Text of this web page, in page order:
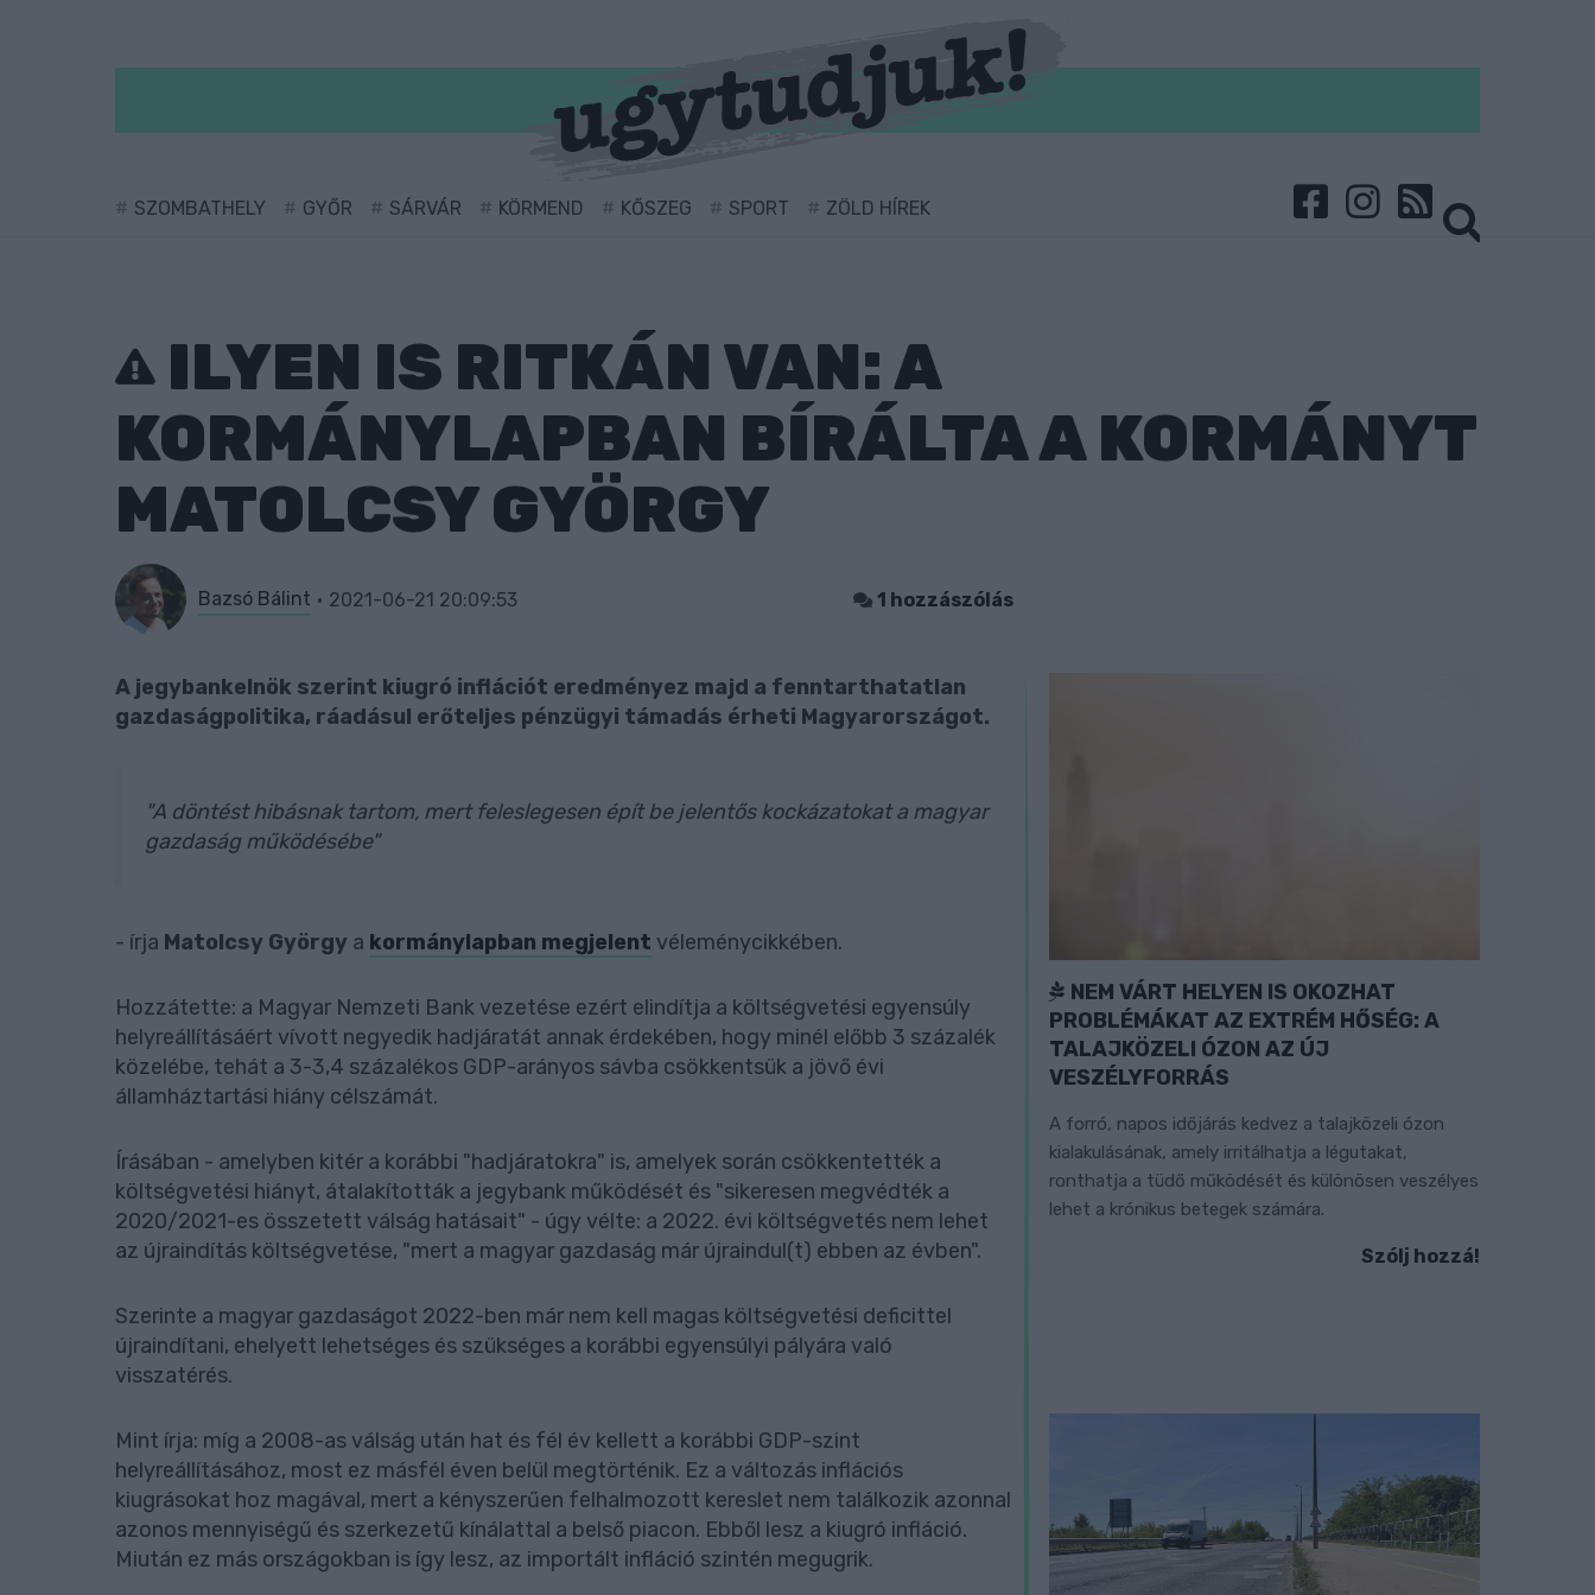
SZOMBATHELY GYŐR SÁRVÁR KÖRMEND KŐSZEG SPORT ZÖLD HÍREK
ILYEN IS RITKÁN VAN: A
KORMÁNYLAPBAN BÍRÁLTA A KORMÁNYT
MATOLCSY GYÖRGY
Bazsó Bálint 2021-06-21 20:09:53 1 hozzászólás
A jegybankelnök szerint kiugró inflációt eredményez majd a fenntarthatatlan
gazdaságpolitika, ráadásul erőteljes pénzügyi támadás érheti Magyarországot.
"A döntést hibásnak tartom, mert feleslegesen épít be jelentős kockázatokat a magyar
gazdaság működésébe"
- írja Matolcsy György a kormánylapban megjelent véleménycikkében.
Hozzátette: a Magyar Nemzeti Bank vezetése ezért elindítja a költségvetési egyensúly
helyreállításáért vívott negyedik hadjáratát annak érdekében, hogy minél előbb 3 százalék
közelébe, tehát a 3-3,4 százalékos GDP-arányos sávba csökkentsük a jövő évi
államháztartási hiány célszámát.
Írásában - amelyben kitér a korábbi "hadjáratokra" is, amelyek során csökkentették a
költségvetési hiányt, átalakították a jegybank működését és "sikeresen megvédték a
2020/2021-es összetett válság hatásait" - úgy vélte: a 2022. évi költségvetés nem lehet
az újraindítás költségvetése, "mert a magyar gazdaság már újraindul(t) ebben az évben".
Szerinte a magyar gazdaságot 2022-ben már nem kell magas költségvetési deficittel
újraindítani, ehelyett lehetséges és szükséges a korábbi egyensúlyi pályára való
visszatérés.
Mint írja: míg a 2008-as válság után hat és fél év kellett a korábbi GDP-szint
helyreállításához, most ez másfél éven belül megtörténik. Ez a változás inflációs
kiugrásokat hoz magával, mert a kényszerűen felhalmozott kereslet nem találkozik azonnal
azonos mennyiségű és szerkezetű kínálattal a belső piacon. Ebből lesz a kiugró infláció.
Miután ez más országokban is így lesz, az importált infláció szintén megugrik.
NEM VÁRT HELYEN IS OKOZHAT
PROBLÉMÁKAT AZ EXTRÉM HŐSÉG: A
TALAJKÖZELI ÓZON AZ ÚJ
VESZÉLYFORRÁS
A forró, napos időjárás kedvez a talajközeli ózon
kialakulásának, amely irritálhatja a légutakat,
ronthatja a tüdő működését és különösen veszélyes
lehet a krónikus betegek számára.
Szólj hozzá!